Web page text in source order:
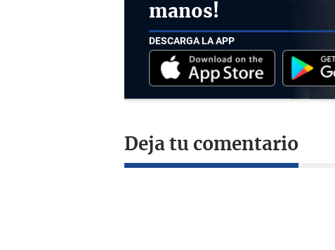
manos!
DESCARGA LA APP
Deja tu comentario